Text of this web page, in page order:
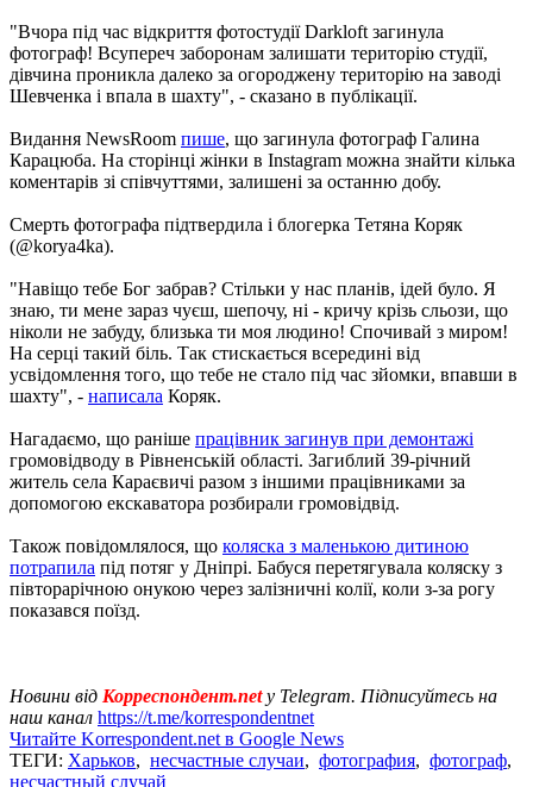
"Вчора під час відкриття фотостудії Darkloft загинула
фотограф! Всупереч заборонам залишати територію студії,
дівчина проникла далеко за огороджену територію на заводі
Шевченка і впала в шахту", - сказано в публікації.
Видання NewsRoom пише, що загинула фотограф Галина
Карацюба. На сторінці жінки в Instagram можна знайти кілька
коментарів зі співчуттями, залишені за останню добу.
Смерть фотографа підтвердила і блогерка Тетяна Коряк
(@korya4ka).
"Навіщо тебе Бог забрав? Стільки у нас планів, ідей було. Я
знаю, ти мене зараз чуєш, шепочу, ні - кричу крізь сльози, що
ніколи не забуду, близька ти моя людино! Спочивай з миром!
На серці такий біль. Так стискається всередині від
усвідомлення того, що тебе не стало під час зйомки, впавши в
шахту", - написала Коряк.
Нагадаємо, що раніше працівник загинув при демонтажі
громовідводу в Рівненській області. Загиблий 39-річний
житель села Караєвичі разом з іншими працівниками за
допомогою екскаватора розбирали громовідвід.
Також повідомлялося, що коляска з маленькою дитиною
потрапила під потяг у Дніпрі. Бабуся перетягувала коляску з
півторарічною онукою через залізничні колії, коли з-за рогу
показався поїзд.
Новини від Корреспондент.net у Telegram. Підписуйтесь на
наш канал https://t.me/korrespondentnet
Читайте Korrespondent.net в Google News
ТЕГИ: Харьков, несчастные случаи, фотография, фотограф,
несчастный случай